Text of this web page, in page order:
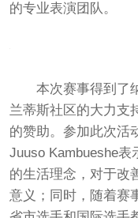
的专业表演团队。
本次赛事得到了
兰蒂斯社区的大力支
的赞助。参加此次活
Juuso Kambueshe表
的生活理念，对于改
意义；同时，随着赛